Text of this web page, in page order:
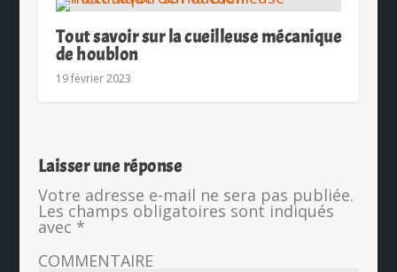
Tout savoir sur la cueilleuse mécanique
de houblon
19 février 2023
Laisser une réponse
Votre adresse e-mail ne sera pas publiée.
Les champs obligatoires sont indiqués
avec *
COMMENTAIRE